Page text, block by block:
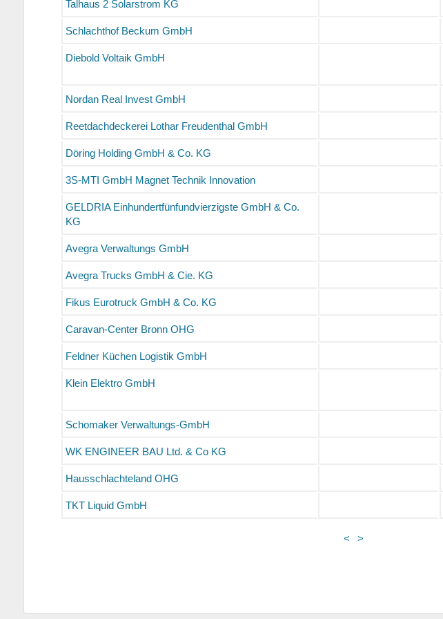
Talhaus 2 Solarstrom KG
Schlachthof Beckum GmbH
Diebold Voltaik GmbH
Nordan Real Invest GmbH
Reetdachdeckerei Lothar Freudenthal GmbH
Döring Holding GmbH & Co. KG
3S-MTI GmbH Magnet Technik Innovation
GELDRIA Einhundertfünfundvierzigste GmbH & Co.
KG
Avegra Verwaltungs GmbH
Avegra Trucks GmbH & Cie. KG
Fikus Eurotruck GmbH & Co. KG
Caravan-Center Bronn OHG
Feldner Küchen Logistik GmbH
Klein Elektro GmbH
Schomaker Verwaltungs-GmbH
WK ENGINEER BAU Ltd. & Co KG
Hausschlachteland OHG
TKT Liquid GmbH
< >